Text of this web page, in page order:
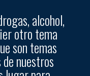
alcohol,
otro tema
son temas
nuestros